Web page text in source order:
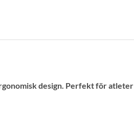
design. Perfekt för atleter